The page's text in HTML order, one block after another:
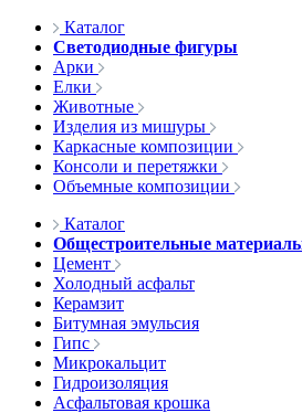
Каталог
Светодиодные фигуры
Арки
Елки
Животные
Изделия из мишуры
Каркасные композиции
Консоли и перетяжки
Объемные композиции
Каталог
Общестроительные
Цемент
Холодный асфальт
Керамзит
Битумная эмульсия
Гипс
Микрокальцит
Гидроизоляция
Асфальтовая крошка